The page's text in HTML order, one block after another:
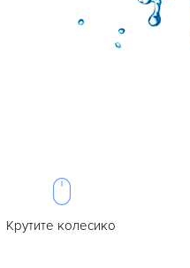
Крутите колесико